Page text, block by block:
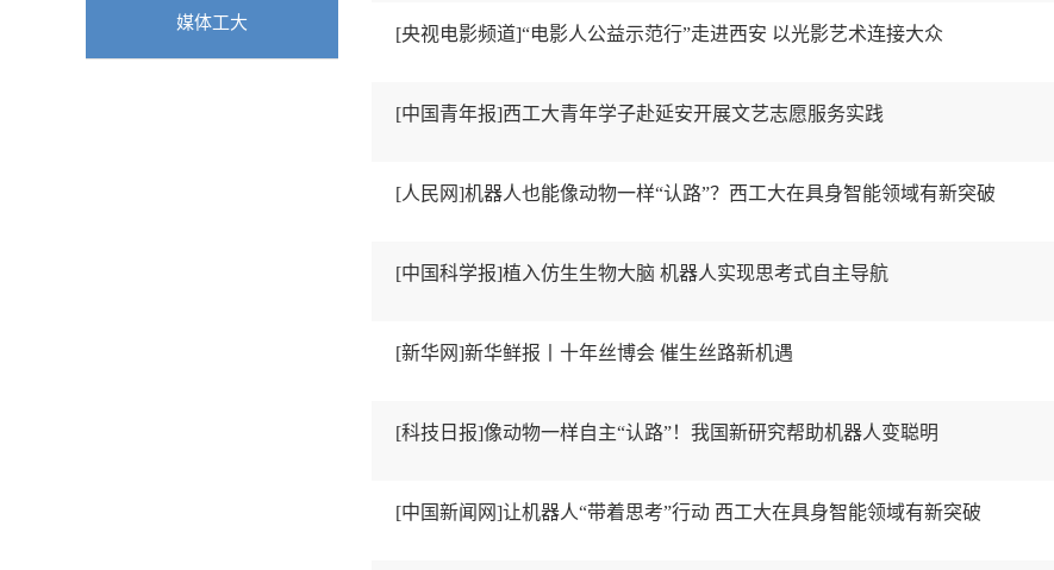
媒体工大
[央视电影频道]“电影人公益示范行”走进西安 以光影艺术连接大众
[中国青年报]西工大青年学子赴延安开展文艺志愿服务实践
[人民网]机器人也能像动物一样“认路”？西工大在具身智能领域有新突破
[中国科学报]植入仿生生物大脑 机器人实现思考式自主导航
[新华网]新华鲜报丨十年丝博会 催生丝路新机遇
[科技日报]像动物一样自主“认路”！我国新研究帮助机器人变聪明
[中国新闻网]让机器人“带着思考”行动 西工大在具身智能领域有新突破